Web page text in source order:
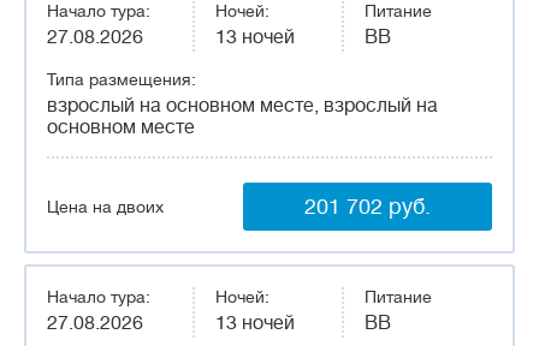
Начало тура:
27.08.2026
Типа размещения:
взрослый на основном месте, взрослый на
основном месте
Ночей:
13 ночей
Питание
BB
Цена на двоих 201 702 руб.
Начало тура:
27.08.2026
Ночей:
13 ночей
Питание
BB